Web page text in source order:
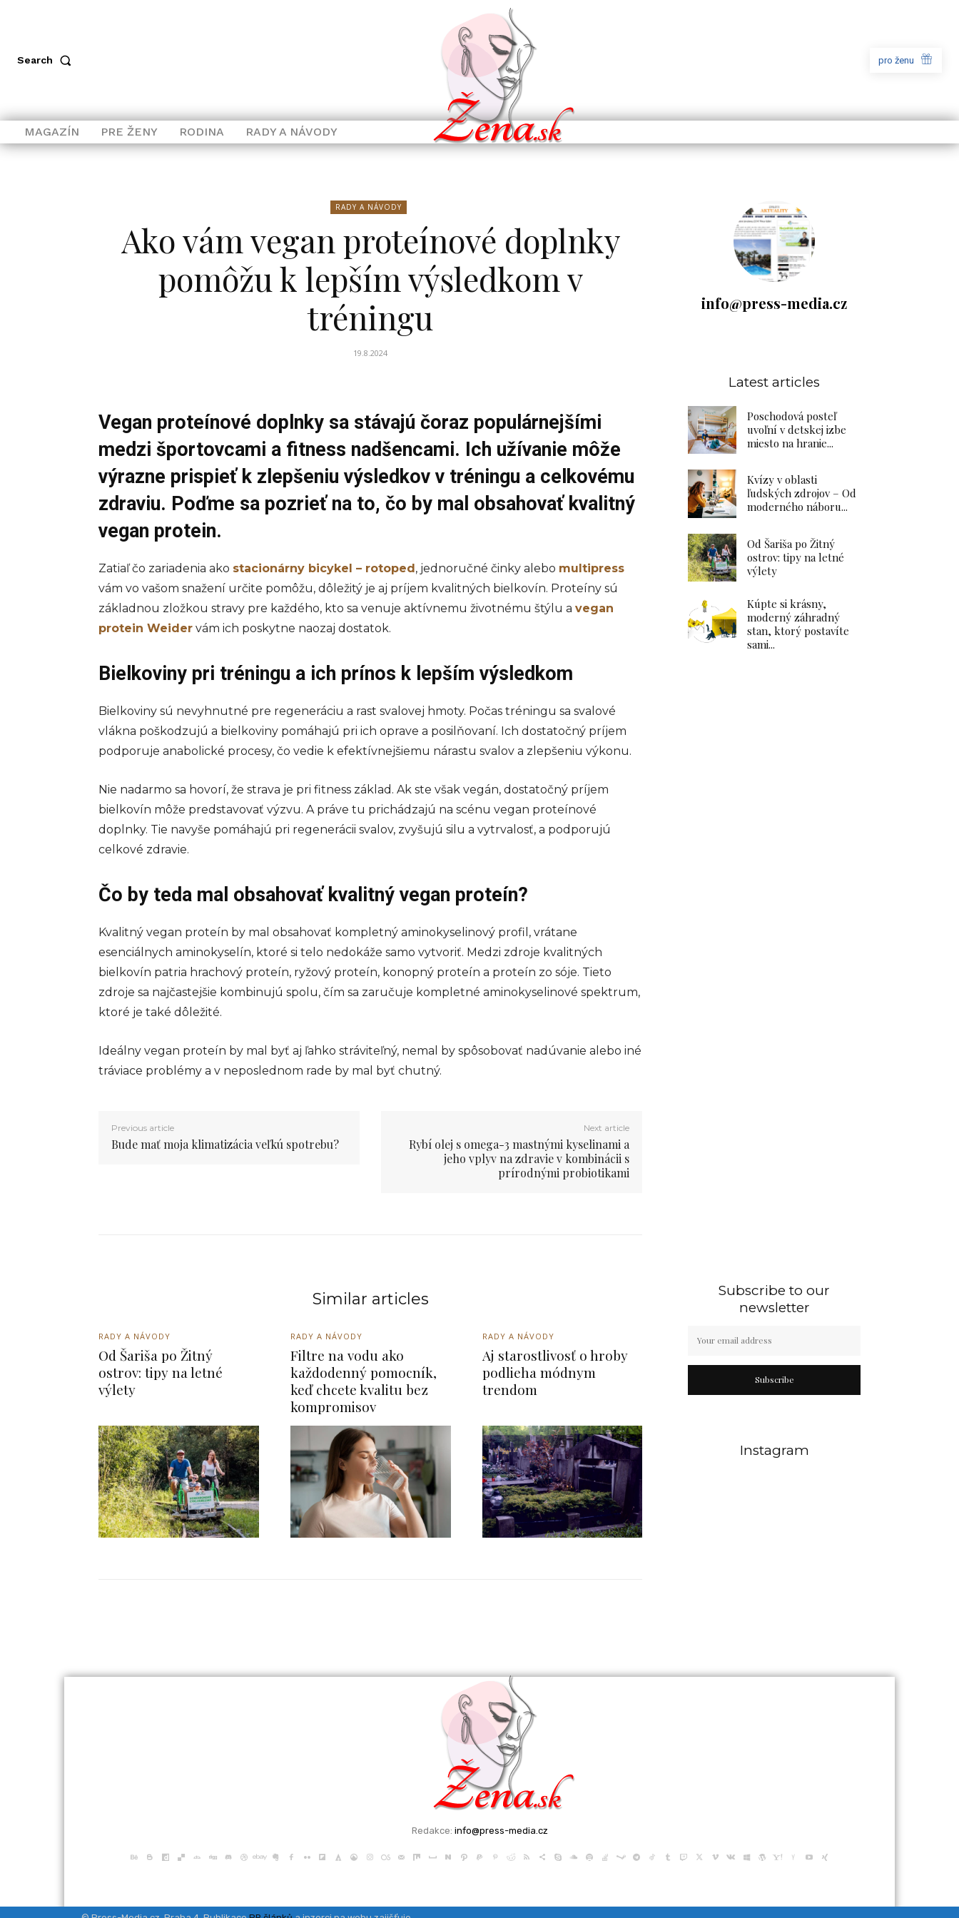
Search pro ženu
MAGAZÍN PRE ŽENY RODINA RADY A NÁVODY
RADY A NÁVODY
Ako vám vegan proteínové doplnky
pomôžu k lepším výsledkom v
tréningu
19.8.2024
Vegan proteínové doplnky sa stávajú čoraz populárnejšími
medzi športovcami a fitness nadšencami. Ich užívanie môže
výrazne prispieť k zlepšeniu výsledkov v tréningu a celkovému
zdraviu. Poďme sa pozrieť na to, čo by mal obsahovať kvalitný
vegan protein.
Zatiaľ čo zariadenia ako stacionárny bicykel – rotoped, jednoručné činky alebo multipress
vám vo vašom snažení určite pomôžu, dôležitý je aj príjem kvalitných bielkovín. Proteíny sú
základnou zložkou stravy pre každého, kto sa venuje aktívnemu životnému štýlu a vegan
protein Weider vám ich poskytne naozaj dostatok.
Bielkoviny pri tréningu a ich prínos k lepším výsledkom
Bielkoviny sú nevyhnutné pre regeneráciu a rast svalovej hmoty. Počas tréningu sa svalové
vlákna poškodzujú a bielkoviny pomáhajú pri ich oprave a posilňovaní. Ich dostatočný príjem
podporuje anabolické procesy, čo vedie k efektívnejšiemu nárastu svalov a zlepšeniu výkonu.
Nie nadarmo sa hovorí, že strava je pri fitness základ. Ak ste však vegán, dostatočný príjem
bielkovín môže predstavovať výzvu. A práve tu prichádzajú na scénu vegan proteínové
doplnky. Tie navyše pomáhajú pri regenerácii svalov, zvyšujú silu a vytrvalosť, a podporujú
celkové zdravie.
Čo by teda mal obsahovať kvalitný vegan proteín?
Kvalitný vegan proteín by mal obsahovať kompletný aminokyselinový profil, vrátane
esenciálnych aminokyselín, ktoré si telo nedokáže samo vytvoriť. Medzi zdroje kvalitných
bielkovín patria hrachový proteín, ryžový proteín, konopný proteín a proteín zo sóje. Tieto
zdroje sa najčastejšie kombinujú spolu, čím sa zaručuje kompletné aminokyselinové spektrum,
ktoré je také dôležité.
Ideálny vegan proteín by mal byť aj ľahko stráviteľný, nemal by spôsobovať nadúvanie alebo iné
tráviace problémy a v neposlednom rade by mal byť chutný.
Previous article
Bude mať moja klimatizácia veľkú spotrebu?
Next article
Rybí olej s omega-3 mastnými kyselinami a
jeho vplyv na zdravie v kombinácii s
prírodnými probiotikami
info@press-media.cz
Latest articles
Poschodová posteľ
uvoľní v detskej izbe
miesto na hranie...
Kvízy v oblasti
ľudských zdrojov – Od
moderného náboru...
Od Šariša po Žitný
ostrov: tipy na letné
výlety
Kúpte si krásny,
moderný záhradný
stan, ktorý postavíte
sami...
Similar articles
RADY A NÁVODY
Od Šariša po Žitný
ostrov: tipy na letné
výlety
RADY A NÁVODY
Filtre na vodu ako
každodenný pomocník,
keď chcete kvalitu bez
kompromisov
RADY A NÁVODY
Aj starostlivosť o hroby
podlieha módnym
trendom
Subscribe to our
newsletter
Subscribe
Instagram
Redakce: info@press-media.cz